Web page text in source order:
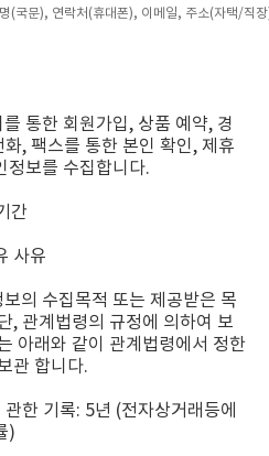
(국문), 연락처(휴대폰), 이메일, 주소(자택/직
통한 회원가입, 상품 예약, 경
, 팩스를 통한 본인 확인, 제휴
정보를 수집합니다.
간
사유
의 수집목적 또는 제공받은 목
, 관계법령의 규정에 의하여 보
아래와 같이 관계법령에서 정한
관 합니다.
한 기록: 5년 (전자상거래등에
)